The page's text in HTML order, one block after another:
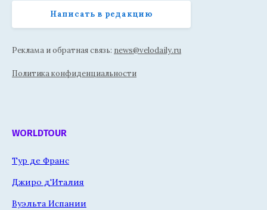
Написать в редакцию
Реклама и обратная связь: news@velodaily.ru
Политика конфиденциальности
WORLDTOUR
Тур де Франс
Джиро д'Италия
Вуэльта Испании